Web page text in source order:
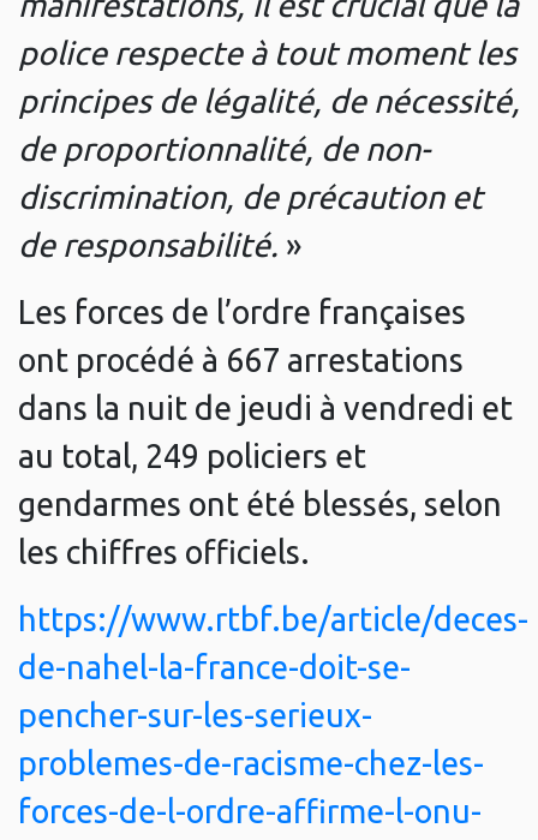
police respecte à tout moment les
principes de légalité, de nécessité,
de proportionnalité, de non-
discrimination, de précaution et
de responsabilité. »
Les forces de l’ordre françaises
ont procédé à 667 arrestations
dans la nuit de jeudi à vendredi et
au total, 249 policiers et
gendarmes ont été blessés, selon
les chiffres officiels.
https://www.rtbf.be/article/deces-
de-nahel-la-france-doit-se-
pencher-sur-les-serieux-
problemes-de-racisme-chez-les-
forces-de-l-ordre-affirme-l-onu-